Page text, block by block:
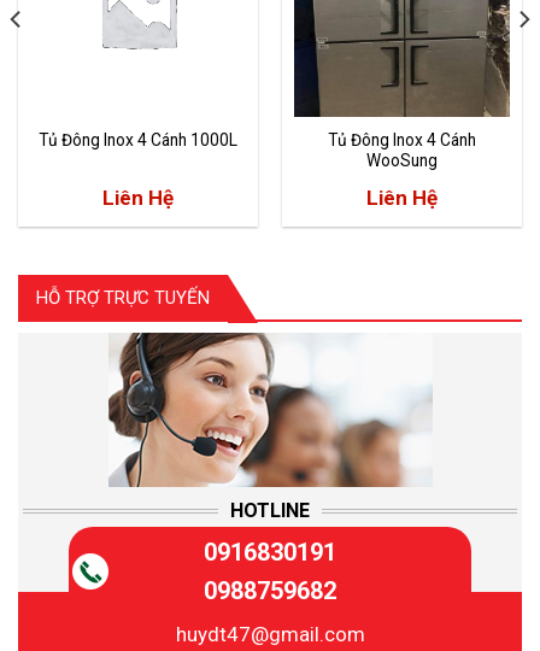
Tủ Đông Inox 4 Cánh 1000L
Liên Hệ
Tủ Đông Inox 4 Cánh
WooSung
Liên Hệ
HỖ TRỢ TRỰC TUYẾN
HOTLINE
0916830191
0988759682
huydt47@gmail.com